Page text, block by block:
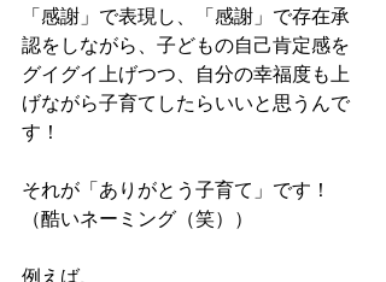
「感謝」で表現し、「感謝」で存在承
認をしながら、子どもの自己肯定感を
グイグイ上げつつ、自分の幸福度も上
げながら子育てしたらいいと思うんで
す！
それが「ありがとう子育て」です！
（酷いネーミング（笑））
例えば、